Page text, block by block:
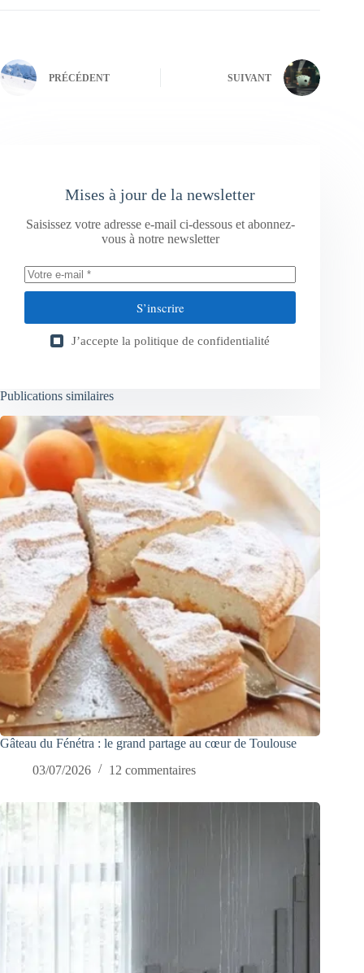
PRÉCÉDENT SUIVANT
Mises à jour de la newsletter
Saisissez votre adresse e-mail ci-dessous et abonnez-
vous à notre newsletter
S’inscrire
J’accepte la politique de confidentialité
Publications similaires
Gâteau du Fénétra : le grand partage au cœur de Toulouse
03/07/2026
12 commentaires